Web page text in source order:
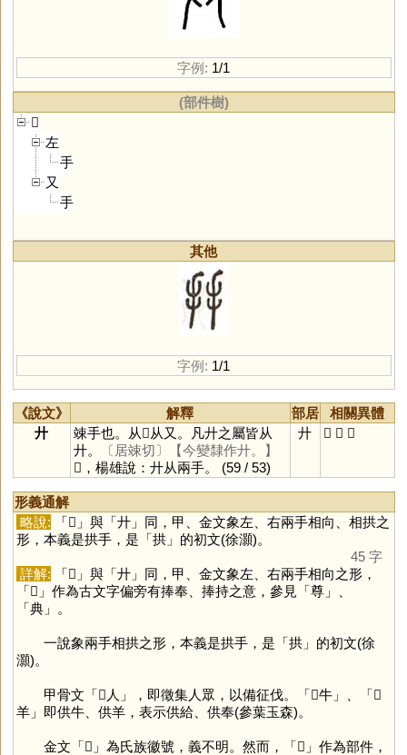
字例: 1/1
(部件樹)
𠬞
左
手
又
手
其他
字例: 1/1
《說文》 解釋 部居
相關異體
廾
竦手也。从从又。凡廾之屬皆从
廾。
〔居竦切〕
【今變隸作廾。】
𢪒，楊雄說：廾从兩手。 (59 / 53)
廾 𠬞 𢪒 抙
形義通解
略說: 「𠬞 」與「廾」同，甲、金文象左、右兩手相向、相拱之
形，本義是拱手，是「拱」的初文(徐灝)。
45 字
詳解: 「𠬞 」與「廾」同，甲、金文象左、右兩手相向之形，
「𠬞 」作為古文字偏旁有捧奉、捧持之意，參見「尊」、
「典」。
一說象兩手相拱之形，本義是拱手，是「拱」的初文(徐
灝)。
甲骨文「𠬞人」，即徵集人眾，以備征伐。「𠬞牛」、「𠬞
羊」即供牛、供羊，表示供給、供奉(參葉玉森)。
金文「𠬞 」為氏族徽號，義不明。然而，「𠬞 」作為部件，